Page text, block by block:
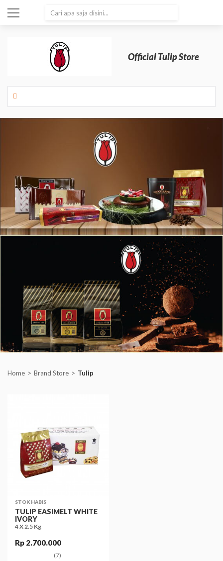
Official Tulip Store
Home Brand Store Tulip
STOK HABIS
TULIP EASIMELT WHITE
IVORY
4 X 2.5 Kg
Rp 2.700.000
(7)